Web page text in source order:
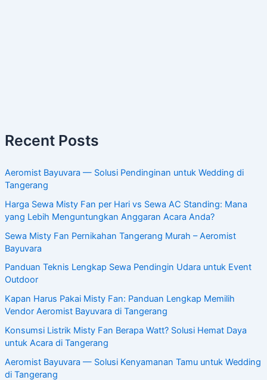
Recent Posts
Aeromist Bayuvara — Solusi Pendinginan untuk Wedding di
Tangerang
Harga Sewa Misty Fan per Hari vs Sewa AC Standing: Mana
yang Lebih Menguntungkan Anggaran Acara Anda?
Sewa Misty Fan Pernikahan Tangerang Murah – Aeromist
Bayuvara
Panduan Teknis Lengkap Sewa Pendingin Udara untuk Event
Outdoor
Kapan Harus Pakai Misty Fan: Panduan Lengkap Memilih
Vendor Aeromist Bayuvara di Tangerang
Konsumsi Listrik Misty Fan Berapa Watt? Solusi Hemat Daya
untuk Acara di Tangerang
Aeromist Bayuvara — Solusi Kenyamanan Tamu untuk Wedding
di Tangerang